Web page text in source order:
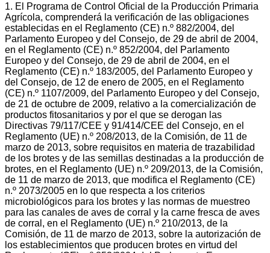
1. El Programa de Control Oficial de la Producción Primaria
Agrícola, comprenderá la verificación de las obligaciones
establecidas en el Reglamento (CE) n.º 882/2004, del
Parlamento Europeo y del Consejo, de 29 de abril de 2004,
en el Reglamento (CE) n.º 852/2004, del Parlamento
Europeo y del Consejo, de 29 de abril de 2004, en el
Reglamento (CE) n.º 183/2005, del Parlamento Europeo y
del Consejo, de 12 de enero de 2005, en el Reglamento
(CE) n.º 1107/2009, del Parlamento Europeo y del Consejo,
de 21 de octubre de 2009, relativo a la comercialización de
productos fitosanitarios y por el que se derogan las
Directivas 79/117/CEE y 91/414/CEE del Consejo, en el
Reglamento (UE) n.º 208/2013, de la Comisión, de 11 de
marzo de 2013, sobre requisitos en materia de trazabilidad
de los brotes y de las semillas destinadas a la producción de
brotes, en el Reglamento (UE) n.º 209/2013, de la Comisión,
de 11 de marzo de 2013, que modifica el Reglamento (CE)
n.º 2073/2005 en lo que respecta a los criterios
microbiológicos para los brotes y las normas de muestreo
para las canales de aves de corral y la carne fresca de aves
de corral, en el Reglamento (UE) n.º 210/2013, de la
Comisión, de 11 de marzo de 2013, sobre la autorización de
los establecimientos que producen brotes en virtud del